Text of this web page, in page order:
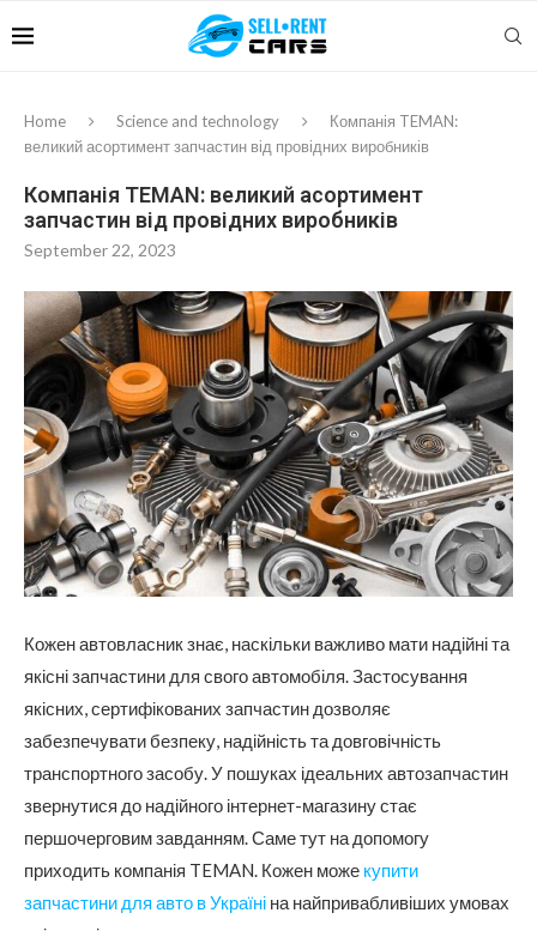
Home Science and technology
Компанія TEMAN:
великий асортимент запчастин від провідних виробників
Компанія TEMAN: великий асортимент
запчастин від провідних виробників
September 22, 2023
Кожен автовласник знає, наскільки важливо мати надійні та
якісні запчастини для свого автомобіля. Застосування
якісних, сертифікованих запчастин дозволяє
забезпечувати безпеку, надійність та довговічність
транспортного засобу. У пошуках ідеальних автозапчастин
звернутися до надійного інтернет-магазину стає
першочерговим завданням. Саме тут на допомогу
приходить компанія TEMAN. Кожен може купити
запчастини для авто в Україні на найпривабливіших умовах